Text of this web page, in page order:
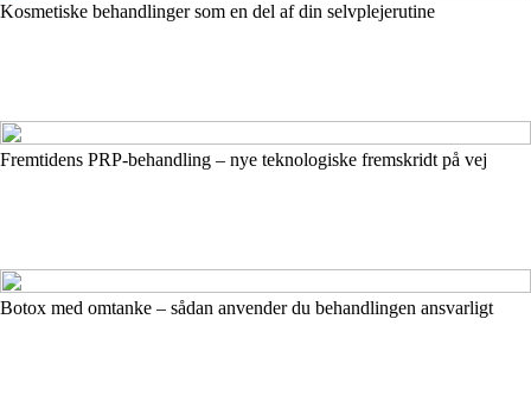
Kosmetiske behandlinger som en del af din selvplejerutine
Fremtidens PRP-behandling – nye teknologiske fremskridt på vej
Botox med omtanke – sådan anvender du behandlingen ansvarligt